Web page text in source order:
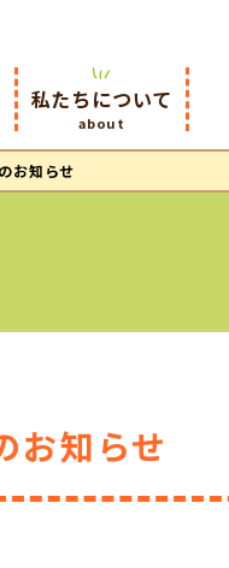
私たちについて
about
お知らせ
お知らせ